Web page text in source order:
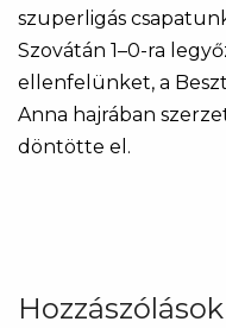
szuperligás
Szovátán 1–0-ra
ellenfelünket, a
Anna hajrában
döntötte el.
Hozzászólások